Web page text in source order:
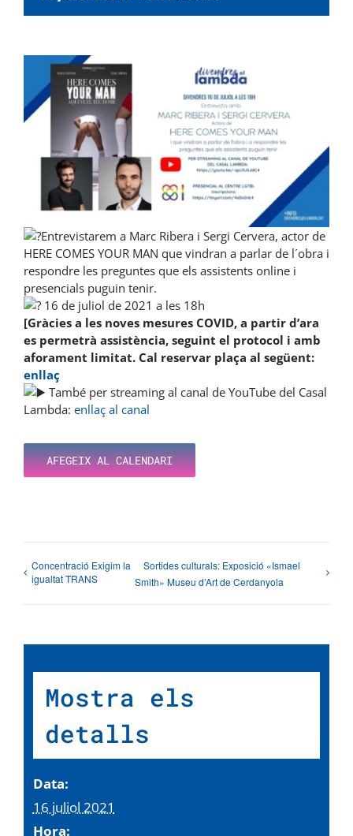
Entrevistarem a Marc Ribera i Sergi Cervera, actor de
HERE COMES YOUR MAN que vindran a parlar de l´obra i
respondre les preguntes que els assistents online i
presencials puguin tenir.
16 de juliol de 2021 a les 18h
[Gràcies a les noves mesures COVID, a partir d’ara
es permetrà assistència, seguint el protocol i amb
aforament limitat. Cal reservar plaça al següent:
enllaç
També per streaming al canal de YouTube del Casal
Lambda: enllaç al canal
AFEGEIX AL CALENDARI
Concentració Exigim la
igualtat TRANS
Sortides culturals: Exposició «Ismael
Smith» Museu d’Art de Cerdanyola
Mostra els
detalls
Data:
16 juliol 2021
Hora: